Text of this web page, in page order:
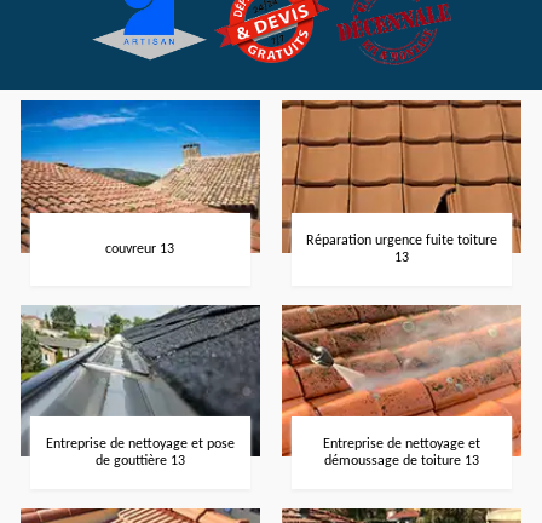
couvreur 13
Réparation urgence fuite toiture
13
Entreprise de nettoyage et pose
de gouttière 13
Entreprise de nettoyage et
démoussage de toiture 13